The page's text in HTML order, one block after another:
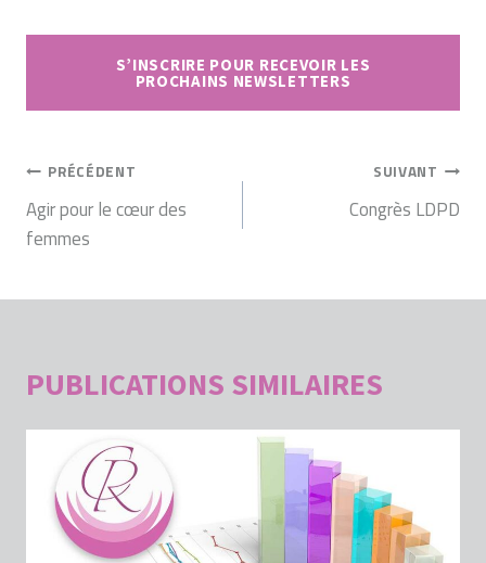
S’INSCRIRE POUR RECEVOIR LES
PROCHAINS NEWSLETTERS
NAVIGATION
DE
L’ARTICLE
PRÉCÉDENT
Agir pour le cœur des
femmes
SUIVANT
Congrès LDPD
PUBLICATIONS SIMILAIRES